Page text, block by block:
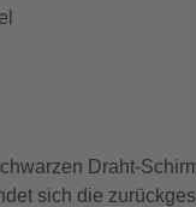
Draht-
sich die